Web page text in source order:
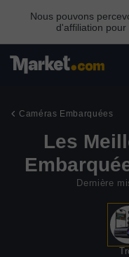
Nous pouvons
d'affiliation pour
Caméras Embarquées
Les
Dernière